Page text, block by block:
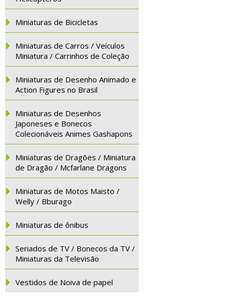
Miniaturas de Bicicletas
Miniaturas de Carros / Veículos
Miniatura / Carrinhos de Coleção
Miniaturas de Desenho Animado e
Action Figures no Brasil
Miniaturas de Desenhos
Japoneses e Bonecos
Colecionáveis Animes Gashapons
Miniaturas de Dragões / Miniatura
de Dragão / Mcfarlane Dragons
Miniaturas de Motos Maisto /
Welly / Bburago
Miniaturas de ônibus
Seriados de TV / Bonecos da TV /
Miniaturas da Televisão
Vestidos de Noiva de papel